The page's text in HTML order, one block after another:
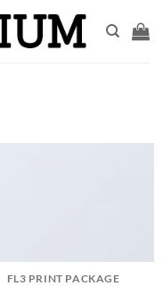
FL3 PRINT PACKAGE